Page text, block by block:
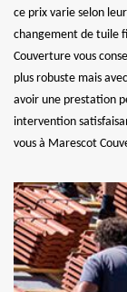
ce prix varie selon
changement de tuile
Couverture vous
plus robuste mais
avoir une prestation
intervention
vous à Marescot